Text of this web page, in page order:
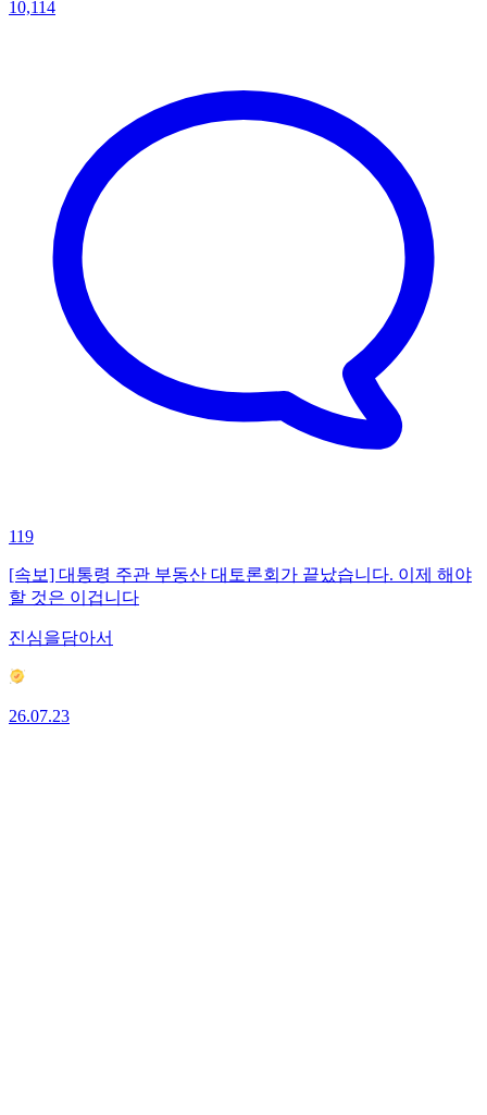
10,114
119
[속보] 대통령 주관 부동산 대토론회가 끝났습니다. 이제 해야
할 것은 이겁니다
진심을담아서
26.07.23